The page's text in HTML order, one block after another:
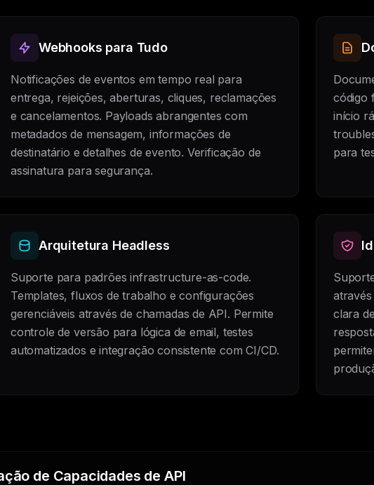
Webhooks para Tudo
Notificações de eventos em tempo real para
entrega, rejeições, aberturas, cliques, reclamações
e cancelamentos. Payloads abrangentes com
metadados de mensagem, informações de
destinatário e detalhes de evento. Verificação de
assinatura para segurança.
código
início
para
Arquitetura Headless
Suporte para padrões infrastructure-as-code.
Templates, fluxos de trabalho e configurações
gerenciáveis através de chamadas de API. Permite
controle de versão para lógica de email, testes
automatizados e integração consistente com CI/CD.
clara
de Capacidades de API